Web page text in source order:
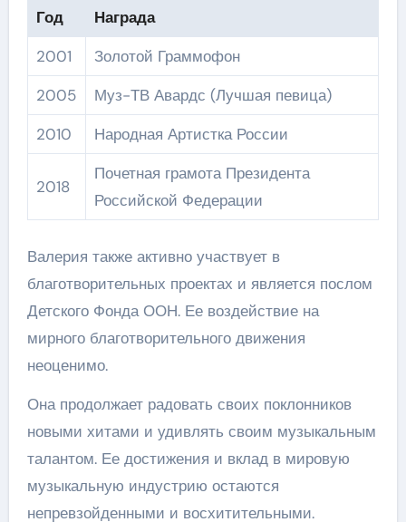
Год
Награда
2001
Золотой Граммофон
2005
Муз-ТВ Авардс (Лучшая певица)
2010
Народная Артистка России
2018
Почетная грамота Президента
Российской Федерации
Валерия также активно участвует в
благотворительных проектах и является послом
Детского Фонда ООН. Ее воздействие на
мирного благотворительного движения
неоценимо.
Она продолжает радовать своих поклонников
новыми хитами и удивлять своим музыкальным
талантом. Ее достижения и вклад в мировую
музыкальную индустрию остаются
непревзойденными и восхитительными.